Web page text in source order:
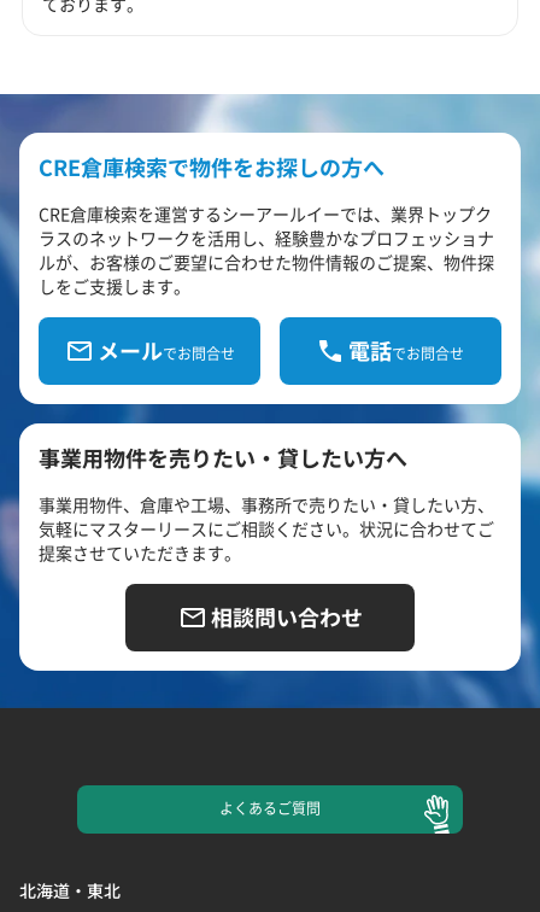
CRE倉庫検索で物件をお探しの方へ
CRE倉庫検索を運営するシーアールイーでは、業界トップク
ラスのネットワークを活用し、経験豊かなプロフェッショナ
ルが、お客様のご要望に合わせた物件情報のご提案、物件探
しをご支援します。
メールでお問合せ 電話でお問合せ
事業用物件を売りたい・貸したい方へ
事業用物件、倉庫や工場、事務所で売りたい・貸したい方、
気軽にマスターリースにご相談ください。状況に合わせてご
提案させていただきます。
相談問い合わせ
よくあるご質問
北海道・東北